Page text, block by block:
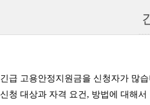
긴급 고용안정지원금을 신청자가 많
신청 대상과 자격 요건, 방법에 대해서